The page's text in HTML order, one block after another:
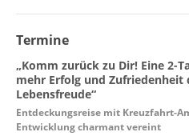
Termine
„Komm zurück zu Dir! Eine 2-
mehr Erfolg und Zufriedenheit
Lebensfreude“
Entdeckungsreise mit Kreuzfahrt-
Entwicklung charmant vereint